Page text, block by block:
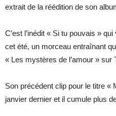
extrait de la réédition de son
C’est l’inédit « Si tu pouvais »
cet été, un morceau entraînant
« Les mystères de l’amour » sur
Son précédent clip pour le titre «
janvier dernier et il cumule plus